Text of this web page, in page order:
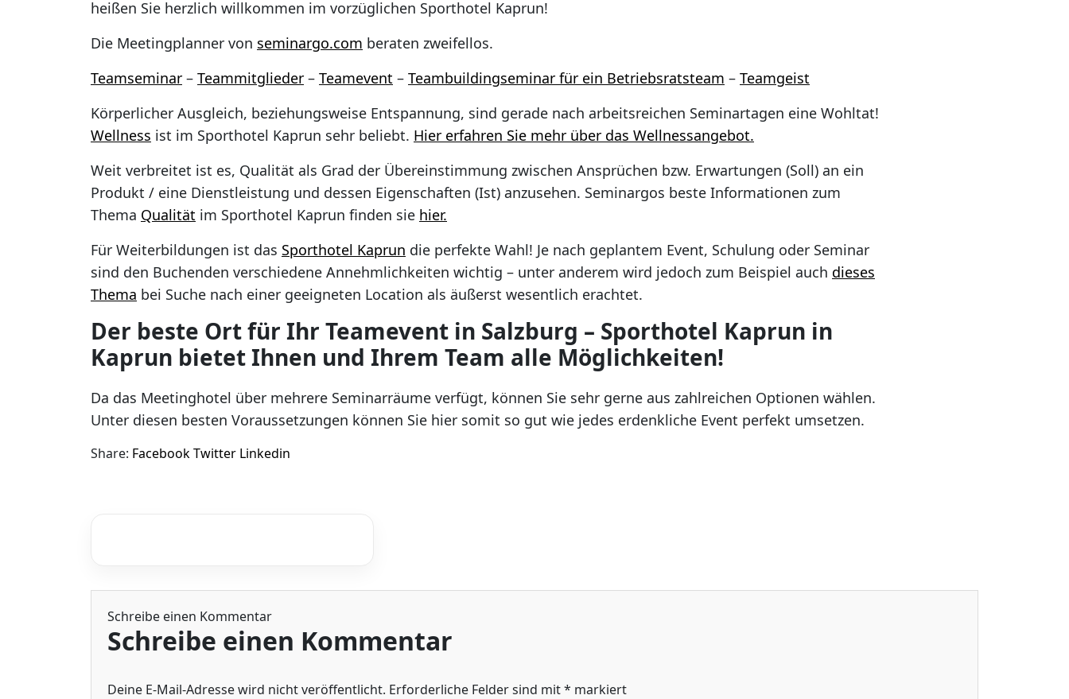
heißen Sie herzlich willkommen im vorzüglichen Sporthotel Kaprun!
Die Meetingplanner von seminargo.com beraten zweifellos.
Teamseminar – Teammitglieder – Teamevent – Teambuildingseminar für ein Betriebsratsteam – Teamgeist
Körperlicher Ausgleich, beziehungsweise Entspannung, sind gerade nach arbeitsreichen Seminartagen eine Wohltat!
Wellness ist im Sporthotel Kaprun sehr beliebt. Hier erfahren Sie mehr über das Wellnessangebot.
Weit verbreitet ist es, Qualität als Grad der Übereinstimmung zwischen Ansprüchen bzw. Erwartungen (Soll) an ein
Produkt / eine Dienstleistung und dessen Eigenschaften (Ist) anzusehen. Seminargos beste Informationen zum
Thema Qualität im Sporthotel Kaprun finden sie hier.
Für Weiterbildungen ist das Sporthotel Kaprun die perfekte Wahl! Je nach geplantem Event, Schulung oder Seminar
sind den Buchenden verschiedene Annehmlichkeiten wichtig – unter anderem wird jedoch zum Beispiel auch dieses
Thema bei Suche nach einer geeigneten Location als äußerst wesentlich erachtet.
Der beste Ort für Ihr Teamevent in Salzburg – Sporthotel Kaprun in
Kaprun bietet Ihnen und Ihrem Team alle Möglichkeiten!
Da das Meetinghotel über mehrere Seminarräume verfügt, können Sie sehr gerne aus zahlreichen Optionen wählen.
Unter diesen besten Voraussetzungen können Sie hier somit so gut wie jedes erdenkliche Event perfekt umsetzen.
Share: FacebookTwitter Linkedin
Schreibe einen Kommentar
Schreibe einen Kommentar
Deine E-Mail-Adresse wird nicht veröffentlicht. Erforderliche Felder sind mit* markiert